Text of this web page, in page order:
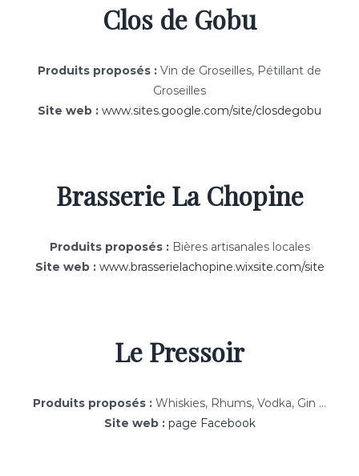
Clos de Gobu
Produits proposés : Vin de Groseilles, Pétillant de
Groseilles
Site web : www.sites.google.com/site/closdegobu
Brasserie La Chopine
Produits proposés :Bières artisanales locales
Site web : www.brasserielachopine.wixsite.com/site
Le Pressoir
Produits proposés : Whiskies, Rhums, Vodka, Gin …
Site web : page Facebook